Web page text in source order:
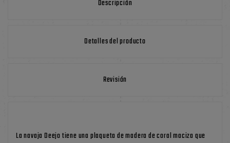
Descripción
Detalles del producto
Revisión
La navaja Deejo tiene una plaqueta de madera de coral maciza que